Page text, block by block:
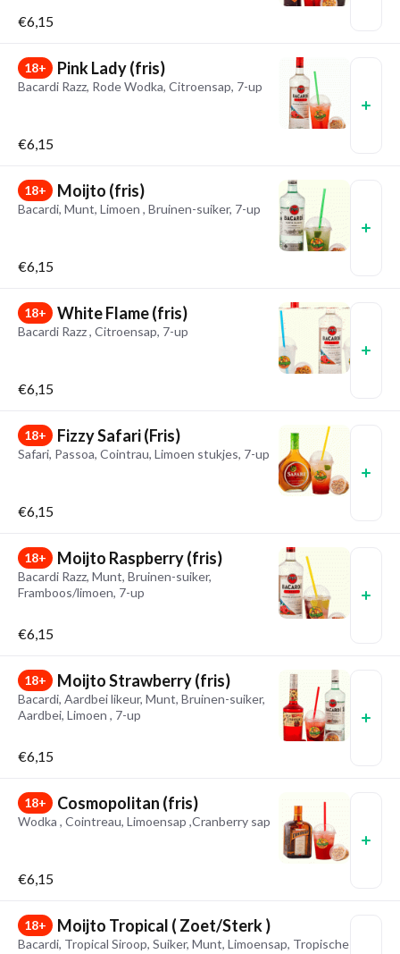
€6,15
18+ Pink Lady (fris)
Bacardi Razz, Rode Wodka, Citroensap, 7-up
€6,15
18+ Moijto (fris)
Bacardi, Munt, Limoen , Bruinen-suiker, 7-up
€6,15
18+ White Flame (fris)
Bacardi Razz , Citroensap, 7-up
€6,15
18+ Fizzy Safari (Fris)
Safari, Passoa, Cointrau, Limoen stukjes, 7-up
€6,15
18+ Moijto Raspberry (fris)
Bacardi Razz, Munt, Bruinen-suiker,
Framboos/limoen, 7-up
€6,15
18+ Moijto Strawberry (fris)
Bacardi, Aardbei likeur, Munt, Bruinen-suiker,
Aardbei, Limoen , 7-up
€6,15
18+ Cosmopolitan (fris)
Wodka , Cointreau, Limoensap ,Cranberry sap
€6,15
18+ Moijto Tropical ( Zoet/Sterk )
Bacardi, Tropical Siroop, Suiker, Munt, Limoensap, Tropische